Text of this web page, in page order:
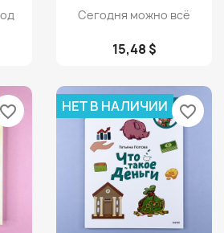
Просмотр
Сегодня можно всё
15,48 $
favorite_border НЕТ В НАЛИЧИИ favorite_border